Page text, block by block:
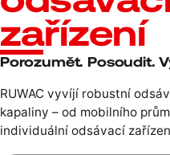
zařízení
Porozumět. Posoudit.
RUWAC vyvíjí robustní
kapaliny – od mobilního
individuální odsávací